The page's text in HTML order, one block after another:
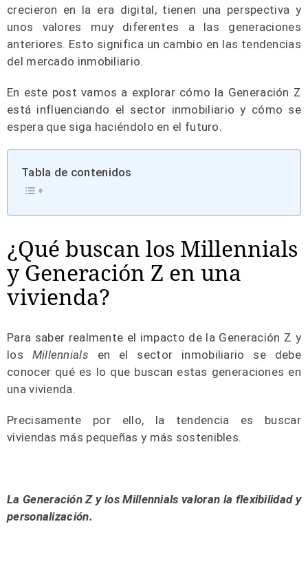
crecieron en la era digital, tienen una perspectiva y
unos valores muy diferentes a las generaciones
anteriores. Esto significa un cambio en las tendencias
del mercado inmobiliario.
En este post vamos a explorar cómo la Generación Z
está influenciando el sector inmobiliario y cómo se
espera que siga haciéndolo en el futuro.
Tabla de contenidos
¿Qué buscan los Millennials
y Generación Z en una
vivienda?
Para saber realmente el impacto de la Generación Z y
los Millennials en el sector inmobiliario se debe
conocer qué es lo que buscan estas generaciones en
una vivienda.
Precisamente por ello, la tendencia es buscar
viviendas más pequeñas y más sostenibles.
La Generación Z y losMillennials valoran la flexibilidad y
personalización.